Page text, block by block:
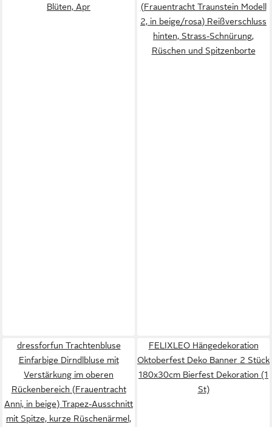
Blüten, Apr
(Frauentracht Traunstein Modell
2, in beige/rosa) Reißverschluss
hinten, Strass-Schnürung,
Rüschen und Spitzenborte
dressforfun Trachtenbluse
Einfarbige Dirndlbluse mit
Verstärkung im oberen
Rückenbereich (Frauentracht
Anni, in beige) Trapez-Ausschnitt
mit Spitze, kurze Rüschenärmel,
FELIXLEO Hängedekoration
Oktoberfest Deko Banner 2 Stück
180x30cm Bierfest Dekoration (1
St)